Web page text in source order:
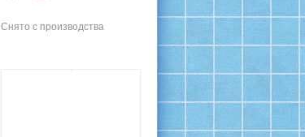
Снято с производства